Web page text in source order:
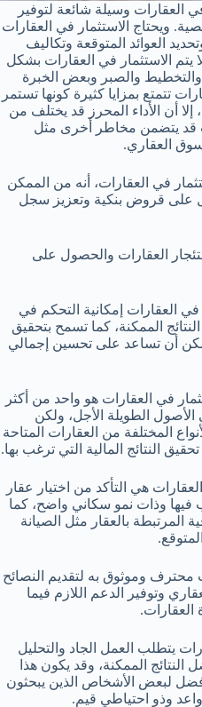
العقارات وسيلة شائعة لتوفير
ويحتاج الاستثمار في العقارات
العوائد المتوقعة وتكاليف
يتم الاستثمار في العقارات بشكل
والصبر وبعض الخبرة
تتمتع بمزايا كثيرة كونها تستمر
أن الأداء المحرز قد يختلف من
قد يتضمن مخاطر أخرى مثل
العقاري.
في العقارات، أنه من الممكن
على قروض بنكية وتعزيز سجل
العقارات والحصول على
العقارات إمكانية التحكم في
الممكنة، كما تسمح بتحقيق
يمكن أن تساعد على تحسين إجمالي
في العقارات هو واحد من أكثر
الطويلة الأجل، ولكن
المختلفة من العقارات المتاحة
النتائج المالية التي ترغب بها.
هي التأكد من اختيار عقار
وذات نمو سكاني واضح، كما
المرتبطة بالعقار مثل الصيانة
وموثوق به لتقديم النصائح
وتوفير الدعم اللازم فيما
العقارات.
يتطلب العمل الجاد والتحليل
الممكنة، وقد يكون هذا
لبعض الأشخاص الذين يبحثون
وذو احتياطي قيم.